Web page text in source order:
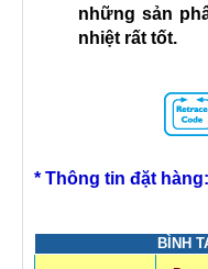
những sản
nhiệt rất tốt.
* Thông tin đặt hàng:
BÌNH